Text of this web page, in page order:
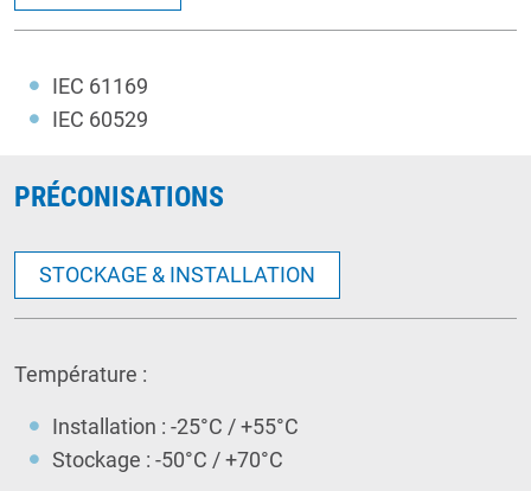
IEC 61169
IEC 60529
PRÉCONISATIONS
STOCKAGE & INSTALLATION
Température :
Installation : -25°C / +55°C
Stockage : -50°C / +70°C